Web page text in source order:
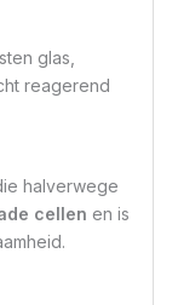
glas,
reagerend
halverwege
cellen en is